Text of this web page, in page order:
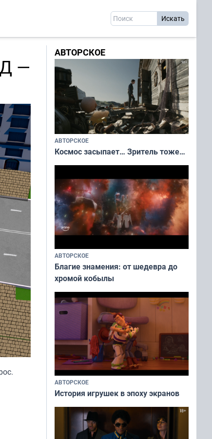
—
АВТОРСКОЕ
АВТОРСКОЕ
Космос засыпает… Зритель тоже…
АВТОРСКОЕ
Благие знамения: от шедевра до
хромой кобылы
АВТОРСКОЕ
История игрушек в эпоху экранов